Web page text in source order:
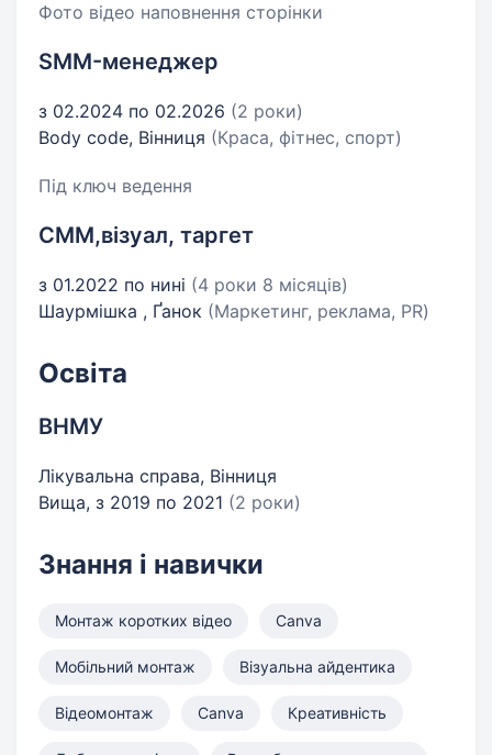
Фото відео наповнення сторінки
SMM-менеджер
з 02.2024 по 02.2026 (2 роки)
Body code, Вінниця (Краса, фітнес, спорт)
Під ключ ведення
СММ,візуал, таргет
з 01.2022 по нині (4 роки 8 місяців)
Шаурмішка , Ґанок (Маркетинг, реклама, PR)
Освіта
ВНМУ
Лікувальна справа, Вінниця
Вища, з 2019 по 2021 (2 роки)
Знання і навички
Монтаж коротких відео Canvа
Мобільний монтаж Візуальна айдентика
Відеомонтаж Canva Креативність